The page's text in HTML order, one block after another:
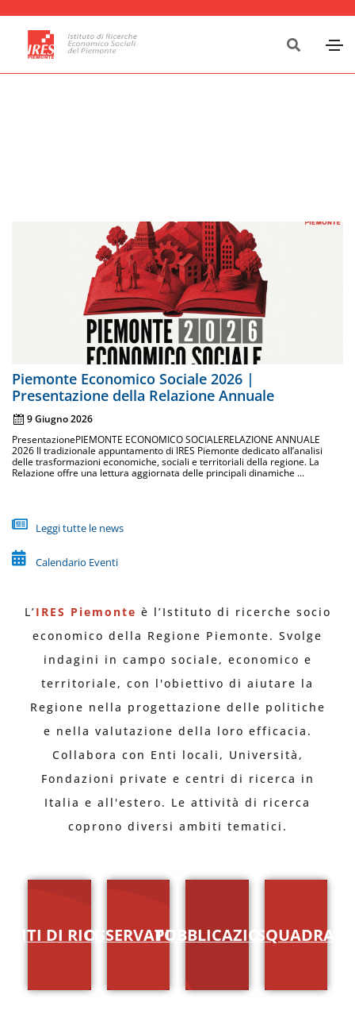
Piemonte Economico Sociale 2026 |
Presentazione della Relazione Annuale
9 Giugno 2026
PresentazionePIEMONTE ECONOMICO SOCIALERELAZIONE ANNUALE
2026 Il tradizionale appuntamento di IRES Piemonte dedicato all’analisi
delle trasformazioni economiche, sociali e territoriali della regione. La
Relazione offre una lettura aggiornata delle principali dinamiche ...
Leggi tutte le news
Calendario Eventi
L’IRES Piemonte è l’Istituto di ricerche socio
economico della Regione Piemonte. Svolge
indagini in campo sociale, economico e
territoriale, con l'obiettivo di aiutare la
Regione nella progettazione delle politiche
e nella valutazione della loro efficacia.
Collabora con Enti locali, Università,
Fondazioni private e centri di ricerca in
Italia e all'estero. Le attività di ricerca
coprono diversi ambiti tematici.
DI RICERCA
OSSERVATORIPUBBLICAZIONISQUADRA